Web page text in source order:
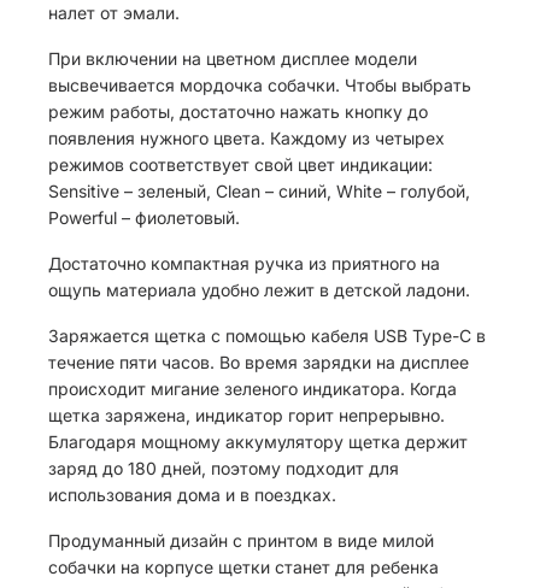
налет от эмали.
При включении на цветном дисплее модели
высвечивается мордочка собачки. Чтобы выбрать
режим работы, достаточно нажать кнопку до
появления нужного цвета. Каждому из четырех
режимов соответствует свой цвет индикации:
Sensitive – зеленый, Clean – синий, White – голубой,
Powerful – фиолетовый.
Достаточно компактная ручка из приятного на
ощупь материала удобно лежит в детской ладони.
Заряжается щетка с помощью кабеля USB Type-C в
течение пяти часов. Во время зарядки на дисплее
происходит мигание зеленого индикатора. Когда
щетка заряжена, индикатор горит непрерывно.
Благодаря мощному аккумулятору щетка держит
заряд до 180 дней, поэтому подходит для
использования дома и в поездках.
Продуманный дизайн с принтом в виде милой
собачки на корпусе щетки станет для ребенка